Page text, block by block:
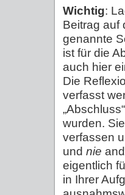
Wichtig:
Beitrag auf
genannte
ist für die
auch hier
Die
verfasst
wurden.
verfassen
und nie
eigentlich
in Ihrer